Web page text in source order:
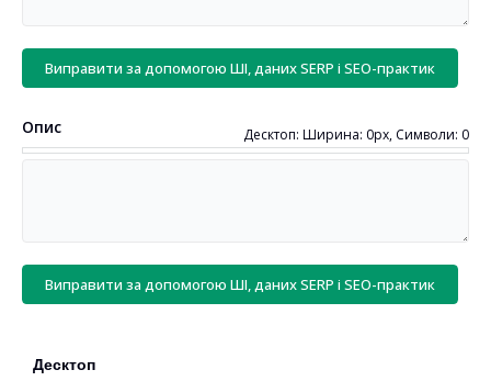
Виправити за допомогою ШІ, даних SERP і SEO-практик
Опис Десктоп: Ширина: 0px, Символи: 0
Виправити за допомогою ШІ, даних SERP і SEO-практик
Десктоп